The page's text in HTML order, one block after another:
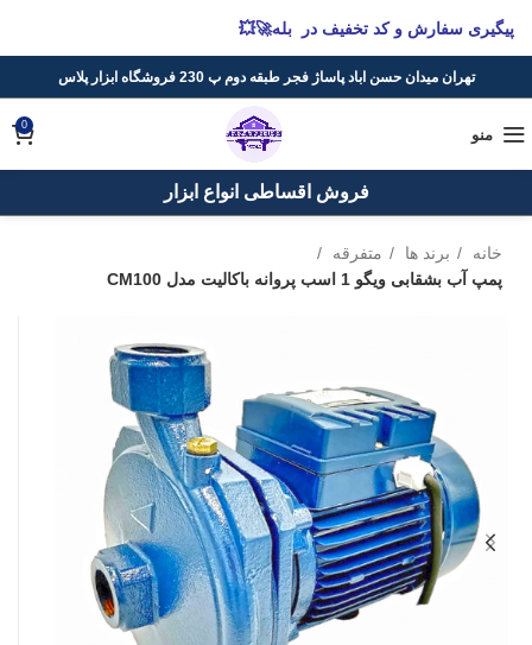
تهران میدان حسن اباد پاساژ فجر طبقه دوم پ 230 فروشگاه ابزار پلاس
منو
0
فروش اقساطی انواع ابزار
خانه برند ها
متفرقه
پمپ آب بشقابی ویگو 1 اسب پروانه باکالیت مدل CM100
پیگیری سفارش و کد تخفیف در بله🚀💥